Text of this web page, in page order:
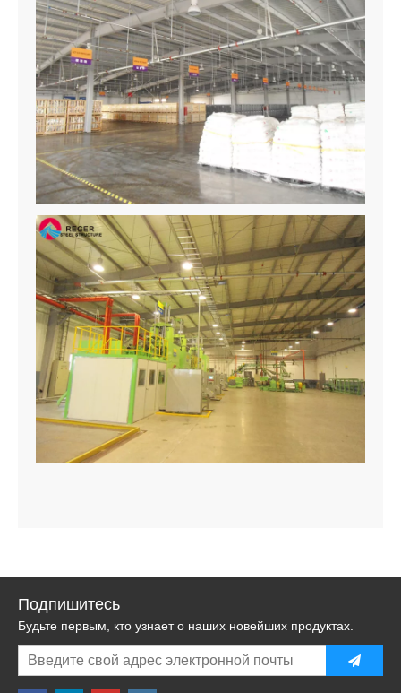
Подпишитесь
Будьте первым, кто узнает о наших новейших продуктах.